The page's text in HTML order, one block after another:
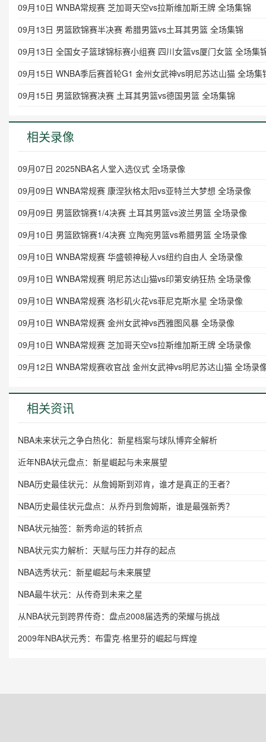
09月10日 WNBA常规赛 芝加哥天空vs拉斯维加斯王牌 全场集锦
09月13日 男篮欧锦赛半决赛 希腊男篮vs土耳其男篮 全场集锦
09月13日 全国女子篮球锦标赛小组赛 四川女篮vs厦门女篮 全场集
09月15日 WNBA季后赛首轮G1 金州女武神vs明尼苏达山猫 全场集
09月15日 男篮欧锦赛决赛 土耳其男篮vs德国男篮 全场集锦
相关录像
09月07日 2025NBA名人堂入选仪式 全场录像
09月09日 WNBA常规赛 康涅狄格太阳vs亚特兰大梦想 全场录像
09月09日 男篮欧锦赛1/4决赛 土耳其男篮vs波兰男篮 全场录像
09月10日 男篮欧锦赛1/4决赛 立陶宛男篮vs希腊男篮 全场录像
09月10日 WNBA常规赛 华盛顿神秘人vs纽约自由人 全场录像
09月10日 WNBA常规赛 明尼苏达山猫vs印第安纳狂热 全场录像
09月10日 WNBA常规赛 洛杉矶火花vs菲尼克斯水星 全场录像
09月10日 WNBA常规赛 金州女武神vs西雅图风暴 全场录像
09月10日 WNBA常规赛 芝加哥天空vs拉斯维加斯王牌 全场录像
09月12日 WNBA常规赛收官战 金州女武神vs明尼苏达山猫 全场录
相关资讯
NBA未来状元之争白热化：新星档案与球队博弈全解析
近年NBA状元盘点：新星崛起与未来展望
NBA历史最佳状元：从詹姆斯到邓肯，谁才是真正的王者？
NBA历史最佳状元盘点：从乔丹到詹姆斯，谁是最强新秀？
NBA状元抽签：新秀命运的转折点
NBA状元实力解析：天赋与压力并存的起点
NBA选秀状元：新星崛起与未来展望
NBA最牛状元：从传奇到未来之星
从NBA状元到跨界传奇：盘点2008届选秀的荣耀与挑战
2009年NBA状元秀：布雷克·格里芬的崛起与辉煌